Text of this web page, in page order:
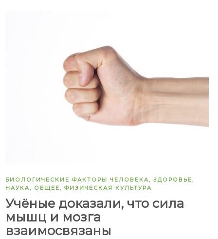
БИОЛОГИЧЕСКИЕ ФАКТОРЫ ЧЕЛОВЕКА, ЗДОРОВЬЕ,
НАУКА, ОБЩЕЕ, ФИЗИЧЕСКАЯ КУЛЬТУРА
Учёные доказали, что сила
мышц и мозга
взаимосвязаны